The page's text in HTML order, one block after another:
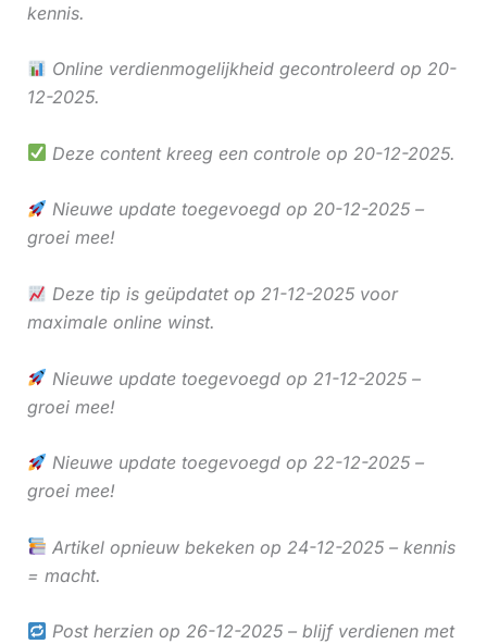
kennis.
Online verdienmogelijkheid gecontroleerd op 20-
12-2025.
Deze content kreeg een controle op 20-12-2025.
Nieuwe update toegevoegd op 20-12-2025 –
groei mee!
Deze tip is geüpdatet op 21-12-2025 voor
maximale online winst.
Nieuwe update toegevoegd op 21-12-2025 –
groei mee!
Nieuwe update toegevoegd op 22-12-2025 –
groei mee!
Artikel opnieuw bekeken op 24-12-2025 – kennis
= macht.
Post herzien op 26-12-2025 – blijf verdienen met